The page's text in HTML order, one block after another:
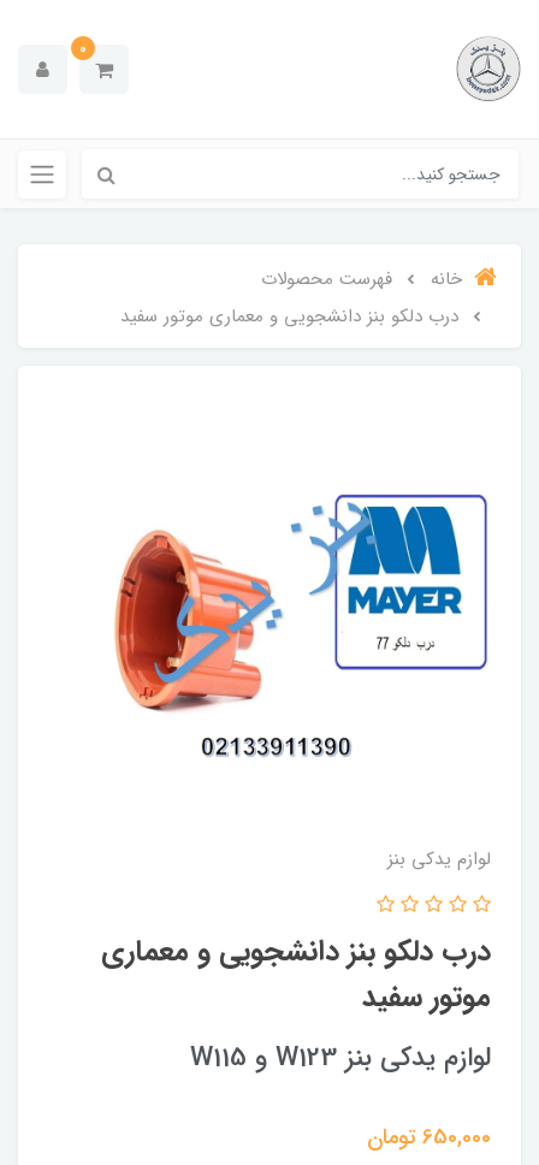
0
خانه
فهرست محصولات
درب دلکو بنز دانشجویی و معماری موتور سفید
لوازم یدکی بنز
درب دلکو بنز دانشجویی و معماری
موتور سفید
لوازم یدکی بنز W123 و W115
650,000تومان